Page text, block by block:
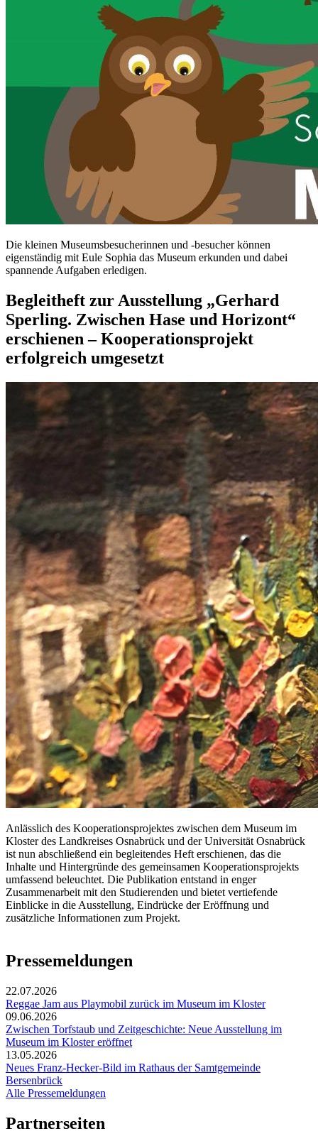
Die kleinen Museumsbesucherinnen und -besucher können
eigenständig mit Eule Sophia das Museum erkunden und dabei
spannende Aufgaben erledigen.
Begleitheft zur Ausstellung „Gerhard
Sperling. Zwischen Hase und Horizont“
erschienen – Kooperationsprojekt
erfolgreich umgesetzt
Anlässlich des Kooperationsprojektes zwischen dem Museum im
Kloster des Landkreises Osnabrück und der Universität Osnabrück
ist nun abschließend ein begleitendes Heft erschienen, das die
Inhalte und Hintergründe des gemeinsamen Kooperationsprojekts
umfassend beleuchtet. Die Publikation entstand in enger
Zusammenarbeit mit den Studierenden und bietet vertiefende
Einblicke in die Ausstellung, Eindrücke der Eröffnung und
zusätzliche Informationen zum Projekt.
Pressemeldungen
22.07.2026
Reggae Jam aus Playmobil zurück im Museum im Kloster
09.06.2026
Zwischen Torfstaub und Zeitgeschichte: Neue Ausstellung im
Museum im Kloster eröffnet
13.05.2026
Neues Franz-Hecker-Bild im Rathaus der Samtgemeinde
Bersenbrück
Alle Pressemeldungen
Partnerseiten